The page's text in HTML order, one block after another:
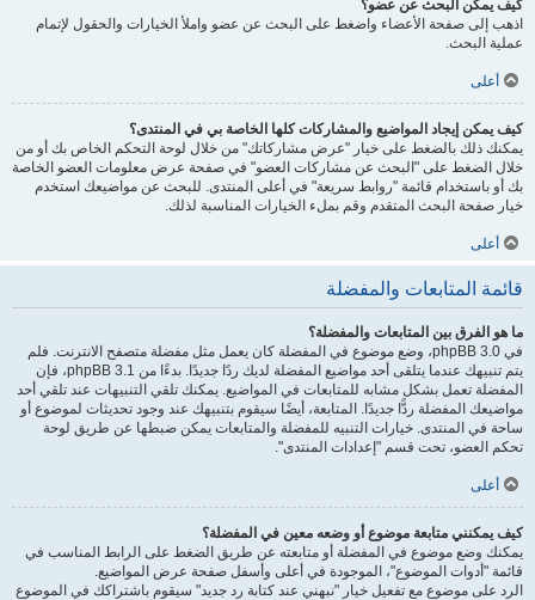
كيف يمكن البحث عن عضو؟
اذهب إلى صفحة الأعضاء واضغط على البحث عن عضو واملأ الخيارات والحقول لإتمام
عملية البحث.
أعلى
كيف يمكن إيجاد المواضيع والمشاركات كلها الخاصة بي في المنتدى؟
يمكنك ذلك بالضغط على خيار "عرض مشاركاتك" من خلال لوحة التحكم الخاص بك أو من
خلال الضغط على "البحث عن مشاركات العضو" في صفحة عرض معلومات العضو الخاصة
بك أو باستخدام قائمة "روابط سريعة" في أعلى المنتدى. للبحث عن مواضيعك استخدم
خيار صفحة البحث المتقدم وقم بملء الخيارات المناسبة لذلك.
أعلى
قائمة المتابعات والمفضلة
ما هو الفرق بين المتابعات والمفضلة؟
في phpBB 3.0، وضع موضوع في المفضلة كان يعمل مثل مفضلة متصفح الانترنت. فلم
يتم تنبيهك عندما يتلقى أحد مواضيع المفضلة لديك ردًا جديدًا. بدءًا من phpBB 3.1، فإن
المفضلة تعمل بشكل مشابه للمتابعات في المواضيع. يمكنك تلقي التنبيهات عند تلقي أحد
مواضيعك المفضلة ردًّا جديدًا. المتابعة، أيضًا سيقوم بتنبيهك عند وجود تحديثات لموضوع أو
ساحة في المنتدى. خيارات التنبيه للمفضلة والمتابعات يمكن ضبطها عن طريق لوحة
تحكم العضو، تحت قسم "إعدادات المنتدى".
أعلى
كيف يمكنني متابعة موضوع أو وضعه معين في المفضلة؟
يمكنك وضع موضوع في المفضلة أو متابعته عن طريق الضغط على الرابط المناسب في
قائمة "أدوات الموضوع"، الموجودة في أعلى وأسفل صفحة عرض المواضيع.
الرد على موضوع مع تفعيل خيار "نبهني عند كتابة رد جديد" سيقوم باشتراكك في الموضوع